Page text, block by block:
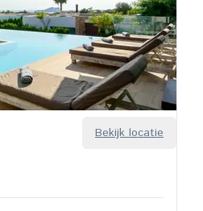
Bekijk locatie